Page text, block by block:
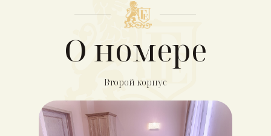
О номере
Второй корпус